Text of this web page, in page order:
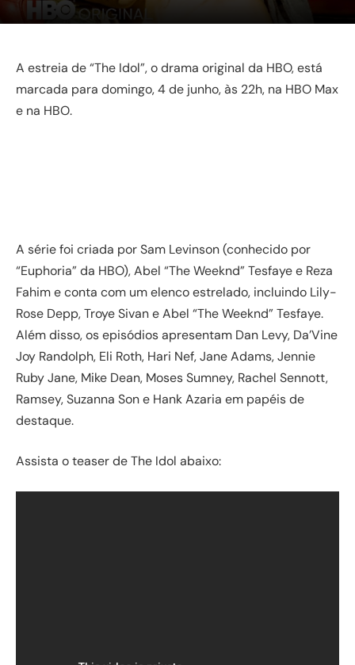
A estreia de “The Idol”, o drama original da HBO, está
marcada para domingo, 4 de junho, às 22h, na HBO Max
e na HBO.
A série foi criada por Sam Levinson (conhecido por
“Euphoria” da HBO), Abel “The Weeknd” Tesfaye e Reza
Fahim e conta com um elenco estrelado, incluindo Lily-
Rose Depp, Troye Sivan e Abel “The Weeknd” Tesfaye.
Além disso, os episódios apresentam Dan Levy, Da’Vine
Joy Randolph, Eli Roth, Hari Nef, Jane Adams, Jennie
Ruby Jane, Mike Dean, Moses Sumney, Rachel Sennott,
Ramsey, Suzanna Son e Hank Azaria em papéis de
destaque.
Assista o teaser de The Idol abaixo: